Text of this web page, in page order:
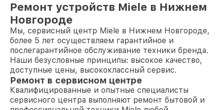
Ремонт устройств Miele в Нижнем
Новгороде
Мы, сервисный центр Miele в Нижнем Новгороде,
более 5 лет осуществляем гарантийное и
послегарантийное обслуживание техники бренда.
Наши безусловные принципы: высокое качество,
доступные цены, высококлассный сервис.
Ремонт в сервисном центре
Квалифицированные и опытные специалисты
сервисного центра выполняют ремонт бытовой и